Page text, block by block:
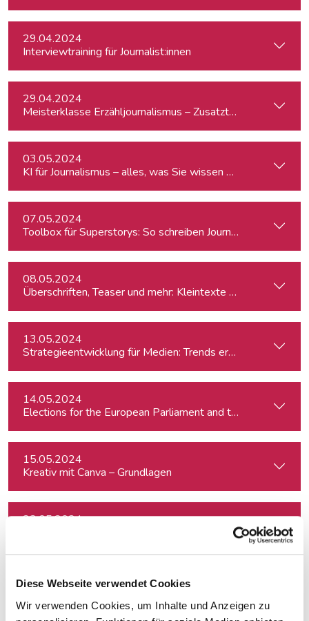
Diese Webseite verwendet Cookies
Wir verwenden Cookies, um Inhalte und Anzeigen zu
29.04.2024
Interviewtraining für Journalist:innen
29.04.2024
Meisterklasse Erzähljournalismus – Zusatztermin
03.05.2024
KI für Journalismus – alles, was Sie wissen müssen
07.05.2024
Toolbox für Superstorys: So schreiben Journalist:innen
08.05.2024
Überschriften, Teaser und mehr: Kleintexte einfach besser
13.05.2024
Strategieentwicklung für Medien: Trends erkennen &
14.05.2024
15.05.2024
Kreativ mit Canva – Grundlagen
23.05.2024
23.05.2024